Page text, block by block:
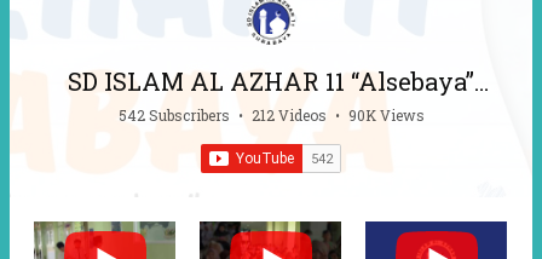
SD ISLAM AL AZHAR 11 “Alsebaya”
Surabaya
542 Subscribers • 212 Videos • 90K Views